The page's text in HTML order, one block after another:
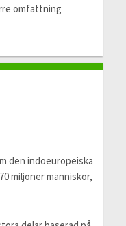
omfattning
den indoeuropeiska
miljoner människor,